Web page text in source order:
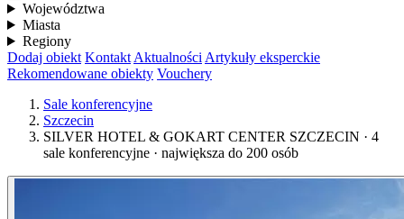
Województwa
Miasta
Regiony
Dodaj obiekt Kontakt Aktualności Artykuły eksperckie
Rekomendowane obiekty Vouchery
Sale konferencyjne
Szczecin
SILVER HOTEL & GOKART CENTER SZCZECIN · 4
sale konferencyjne · największa do 200 osób